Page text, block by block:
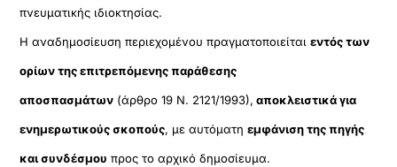
πνευματικής ιδιοκτησίας.
Η αναδημοσίευση περιεχομένου πραγματοποιείταιεντός των
ορίων της επιτρεπόμενης παράθεσης
αποσπασμάτων (άρθρο 19 Ν. 2121/1993), αποκλειστικά για
ενημερωτικούς σκοπούς, με αυτόματηεμφάνιση της πηγής
και συνδέσμου προς το αρχικό δημοσίευμα.